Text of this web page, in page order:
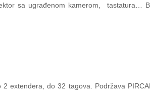
sa ugrađenom kamerom, tastatura…
extendera, do 32 tagova. Podržava